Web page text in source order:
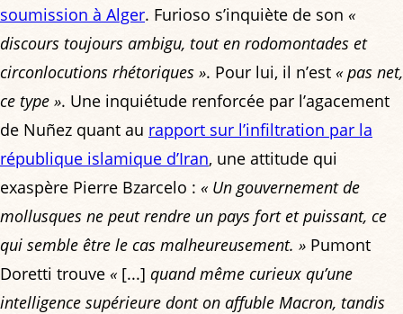
soumission à Alger. Furioso s’inquiète de son «
discours toujours ambigu, tout en rodomontades et
circonlocutions rhétoriques ». Pour lui, il n’est « pas net,
ce type ». Une inquiétude renforcée par l’agacement
de Nuñez quant au rapport sur l’infiltration par la
république islamique d’Iran, une attitude qui
exaspère Pierre Bzarcelo : « Un gouvernement de
mollusques ne peut rendre un pays fort et puissant, ce
qui semble être le cas malheureusement. » Pumont
Doretti trouve « [...] quand même curieux qu’une
intelligence supérieure dont on affuble Macron, tandis